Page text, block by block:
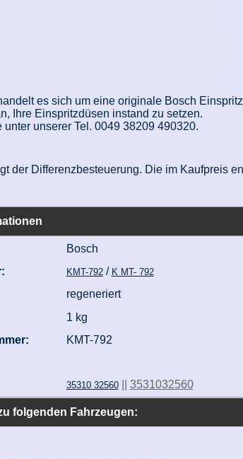
es sich um eine originale Bosch
Ihre Einspritzdüsen instand zu setzen.
unserer Tel. 0049 38209 490320.
der Differenzbesteuerung. Die im Kaufpreis
Bosch
KMT-792/ K MT- 792
regeneriert
1 kg
KMT-792
35310 32560|| 3531032560
folgenden Fahrzeugen: